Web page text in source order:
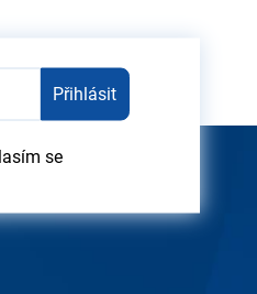
Přihlásit
se